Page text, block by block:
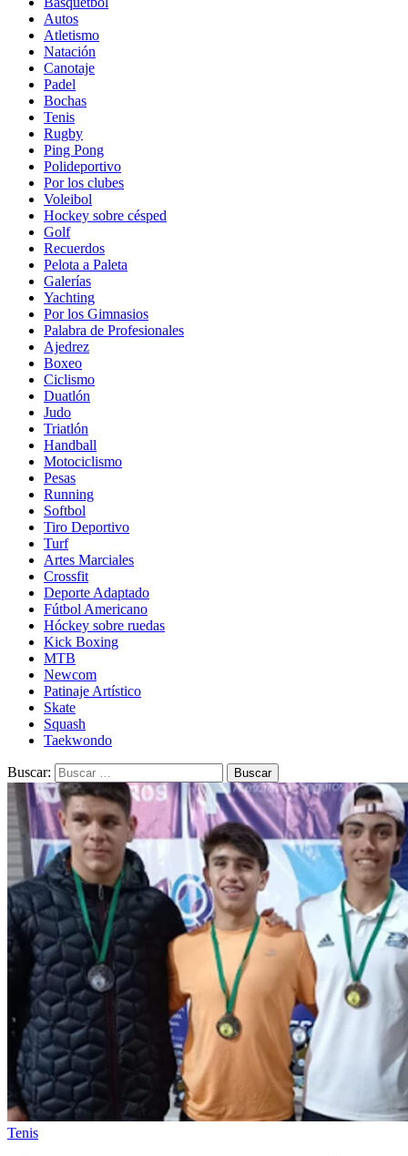
Autos
Atletismo
Natación
Canotaje
Padel
Bochas
Tenis
Rugby
Ping Pong
Polideportivo
Por los clubes
Voleibol
Hockey sobre césped
Golf
Recuerdos
Pelota a Paleta
Galerías
Yachting
Por los Gimnasios
Palabra de Profesionales
Ajedrez
Boxeo
Ciclismo
Duatlón
Judo
Triatlón
Handball
Motociclismo
Pesas
Running
Softbol
Tiro Deportivo
Turf
Artes Marciales
Crossfit
Deporte Adaptado
Fútbol Americano
Hóckey sobre ruedas
Kick Boxing
MTB
Newcom
Patinaje Artístico
Skate
Squash
Taekwondo
Buscar:
Tenis